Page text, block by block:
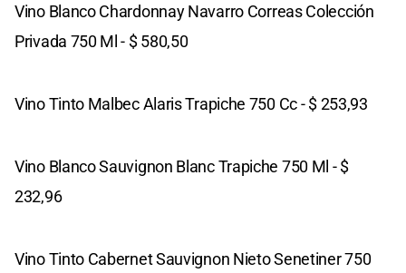
Vino Blanco Chardonnay Navarro Correas Colección
Privada 750 Ml - $ 580,50
Vino Tinto Malbec Alaris Trapiche 750 Cc - $ 253,93
Vino Blanco Sauvignon Blanc Trapiche 750 Ml - $
232,96
Vino Tinto Cabernet Sauvignon Nieto Senetiner 750